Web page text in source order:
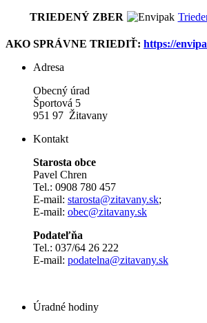
TRIEDENÝ ZBER
AKO SPRÁVNE TRIEDIŤ: https://
Adresa
Obecný úrad
Športová 5
951 97 Žitavany
Kontakt
Starosta obce
Pavel Chren
Tel.: 0908 780 457
E-mail: starosta@zitavany.sk;
E-mail: obec@zitavany.sk
Podateľňa
Tel.: 037/64 26 222
E-mail: podatelna@zitavany.sk
Úradné hodiny